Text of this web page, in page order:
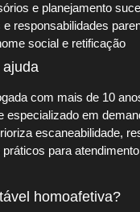
e planejamento
responsabilidades
social e retificação
ajuda
com mais de 10
especializado em
escaneabilidade,
para
homoafetiva?